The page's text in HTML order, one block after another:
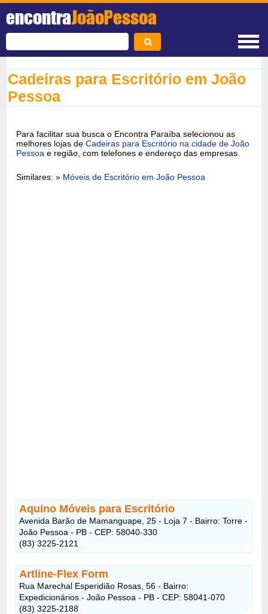
encontraJoãoPessoa
Cadeiras para Escritório em João
Pessoa
Para facilitar sua busca o Encontra Paraíba selecionou as
melhores lojas deCadeiras para Escritório na cidade de João
Pessoa e região, com telefones e endereço das empresas.
Similares: » Móveis de Escritório em João Pessoa
Aquino Móveis para Escritório
Avenida Barão de Mamanguape, 25 - Loja 7 - Bairro: Torre -
João Pessoa - PB - CEP: 58040-330
(83) 3225-2121
Artline-Flex Form
Rua Marechal Esperidião Rosas, 56 - Bairro:
Expedicionários - João Pessoa - PB - CEP: 58041-070
(83) 3225-2188